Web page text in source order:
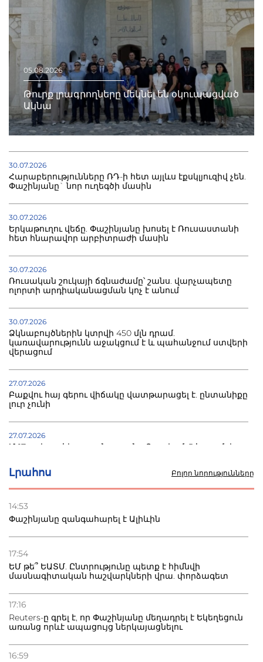
Լրահոս Բոլոր նորությունները
14:53
Փաշինյանը զանգահարել է Ալիևին
17:54
ԵՄ թե՞ ԵԱՏՄ. Ընտրությունը պետք է հիմնվի
մասնագիտական հաշվարկների վրա. փորձագետ
17:16
Reuters-ը գրել է, որ Փաշինյանը մեղադրել է Եկեղեցուն
առանց որևէ ապացույց ներկայացնելու
16:59
05.08.2026
Թուրք լրագրողները մեկնել են օկուպացված
Ակնա
30.07.2026
Հարաբերությունները ՌԴ-ի հետ այլևս էքսկլյուզիվ չեն.
Փաշինյանը` նոր ուղեգծի մասին
30.07.2026
Երկաթուղու վեճը. Փաշինյանը խոսել է Ռուսաստանի
հետ հնարավոր արբիտրաժի մասին
30.07.2026
Ռուսական շուկայի ճգնաժամը՝ շանս. վարչապետը
ոլորտի արդիականացման կոչ է անում
30.07.2026
Ձկնաբույծներին կտրվի 450 մլն դրամ.
կառավարությունն աջակցում է և պահանջում ստվերի
վերացում
27.07.2026
Բաքվու հայ գերու վիճակը վատթարացել է. ընտանիքը
լուր չունի
27.07.2026
Մ-17 աշխարհի առաջնությունը Բաքվում. 5 հայ ըմբիշ
22.07.2026
տուժածներ կան
21.07.2026
Դատվածություն ունեցող միգրանտներին կարգելվի
բնակվել Ռուսաստանում
20.07.2026
Բաքվի բանտից գեներալ Մանուկյանը դիմել է
Փաշինյանին